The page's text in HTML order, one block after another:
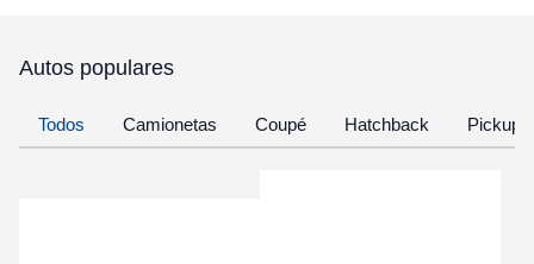
Autos populares
Todos Camionetas Coupé Hatchback Pickup